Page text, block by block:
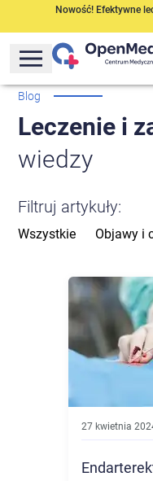
Nowość! Efektywne
Blog
Leczenie i
wiedzy
Filtruj artykuły:
Wszystkie Objawy i
27 kwietnia